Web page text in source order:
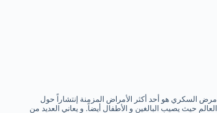
مرض السكري هو أحد أكثر الأمراض المزمنة إنتشاراً حول
العالم حيث يصيب البالغين و الأطفال أيضاً. و يعاني العديد من